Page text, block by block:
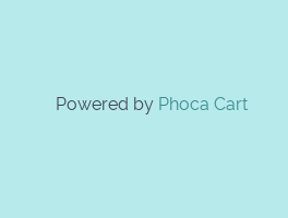
Powered by Phoca Cart